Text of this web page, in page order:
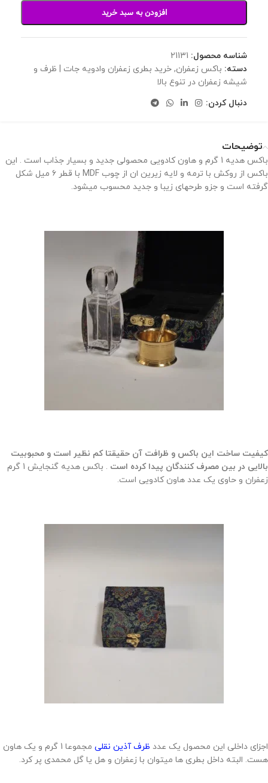
افزودن به سبد خرید
شناسه محصول: 21131
دسته: باکس زعفران, خرید بطری زعفران وادویه جات | ظرف و
شیشه زعفران در تنوع بالا
دنبال کردن:
توضیحات
باکس هدیه 1 گرم و هاون کادویی محصولی جدید و بسیار جذاب است . این
باکس از روکش با ترمه و لایه زیرین ان از چوب MDF با قطر ۶ میل شکل
گرفته است و جزو طرحهای زیبا و جدید محسوب میشود.
کیفیت ساخت این باکس و ظرافت آن حقیقتا کم نظیر است و محبوبیت
بالایی در بین مصرف کنندگان پیدا کرده است
. باکس هدیه گنجایش 1 گرم
زعفران و حاوی یک عدد هاون کادویی است.
اجزای داخلی این محصول یک عدد ظرف آذین نقلی
مجموعا 1 گرم و یک هاون
هست. البته داخل بطری ها میتوان با زعفران و هل یا گل محمدی پر کرد.